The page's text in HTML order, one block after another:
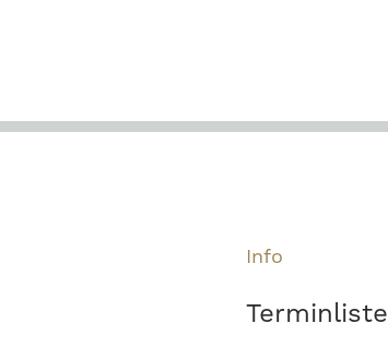
Info
Terminliste